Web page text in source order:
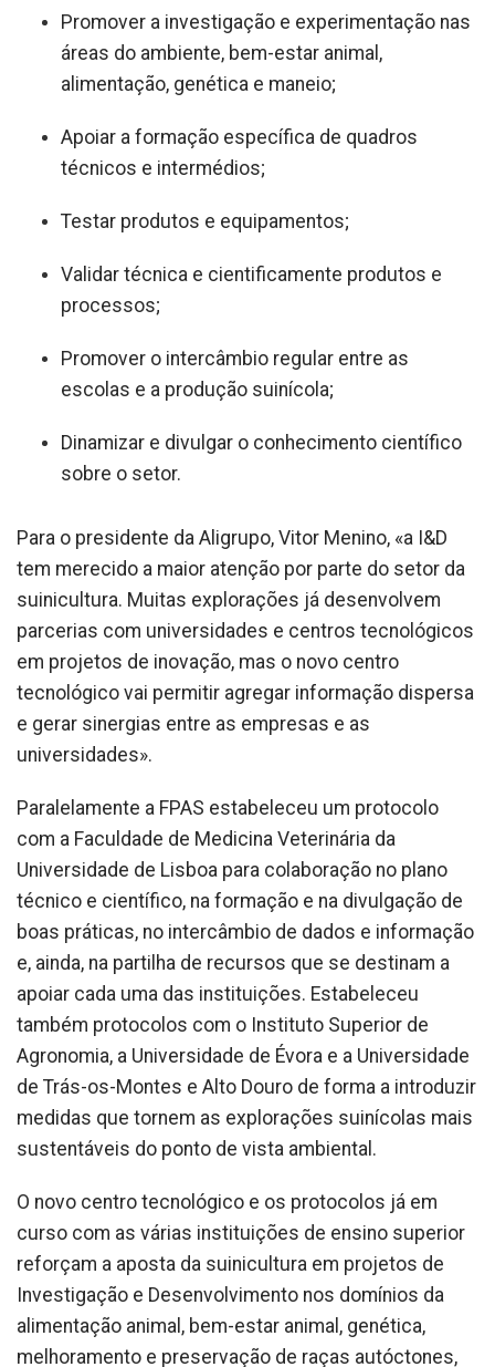
Promover a investigação e experimentação nas
áreas do ambiente, bem-estar animal,
alimentação, genética e maneio;
Apoiar a formação específica de quadros
técnicos e intermédios;
Testar produtos e equipamentos;
Validar técnica e cientificamente produtos e
processos;
Promover o intercâmbio regular entre as
escolas e a produção suinícola;
Dinamizar e divulgar o conhecimento científico
sobre o setor.
Para o presidente da Aligrupo, Vitor Menino, «a I&D
tem merecido a maior atenção por parte do setor da
suinicultura. Muitas explorações já desenvolvem
parcerias com universidades e centros tecnológicos
em projetos de inovação, mas o novo centro
tecnológico vai permitir agregar informação dispersa
e gerar sinergias entre as empresas e as
universidades».
Paralelamente a FPAS estabeleceu um protocolo
com a Faculdade de Medicina Veterinária da
Universidade de Lisboa para colaboração no plano
técnico e científico, na formação e na divulgação de
boas práticas, no intercâmbio de dados e informação
e, ainda, na partilha de recursos que se destinam a
apoiar cada uma das instituições. Estabeleceu
também protocolos com o Instituto Superior de
Agronomia, a Universidade de Évora e a Universidade
de Trás-os-Montes e Alto Douro de forma a introduzir
medidas que tornem as explorações suinícolas mais
sustentáveis do ponto de vista ambiental.
O novo centro tecnológico e os protocolos já em
curso com as várias instituições de ensino superior
reforçam a aposta da suinicultura em projetos de
Investigação e Desenvolvimento nos domínios da
alimentação animal, bem-estar animal, genética,
melhoramento e preservação de raças autóctones,